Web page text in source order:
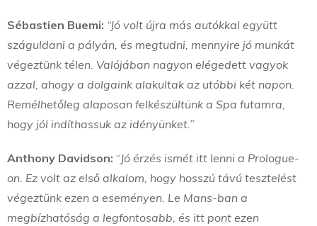
Sébastien Buemi: “Jó volt újra más autókkal együtt
száguldani a pályán, és megtudni, mennyire jó munkát
végeztünk télen. Valójában nagyon elégedett vagyok
azzal, ahogy a dolgaink alakultak az utóbbi két napon.
Remélhetőleg alaposan felkészültünk a Spa futamra,
hogy jól indíthassuk az idényünket.”
Anthony Davidson: “Jó érzés ismét itt lenni a Prologue-
on. Ez volt az első alkalom, hogy hosszú távú tesztelést
végeztünk ezen a eseményen. Le Mans-ban a
megbízhatóság a legfontosabb, és itt pont ezen